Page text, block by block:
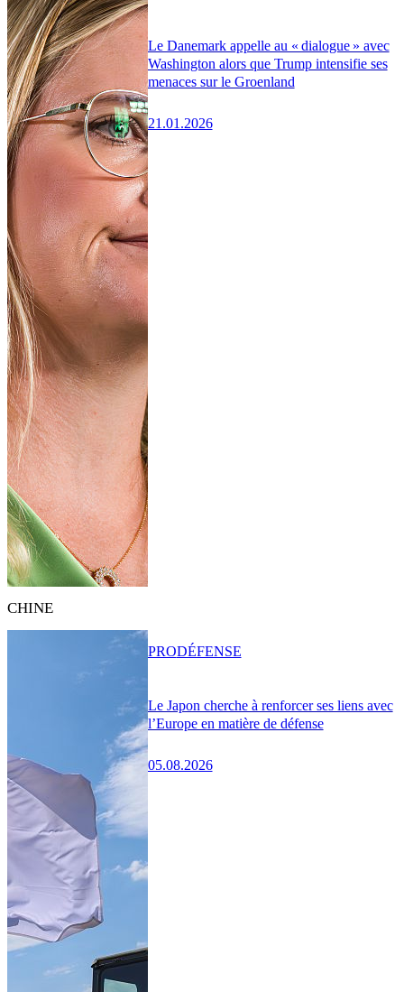
Le Danemark appelle au « dialogue » avec
Washington alors que Trump intensifie ses
menaces sur le Groenland
21.01.2026
CHINE
Le Japon cherche à renforcer ses liens avec
l’Europe en matière de défense
05.08.2026
PRODÉFENSE